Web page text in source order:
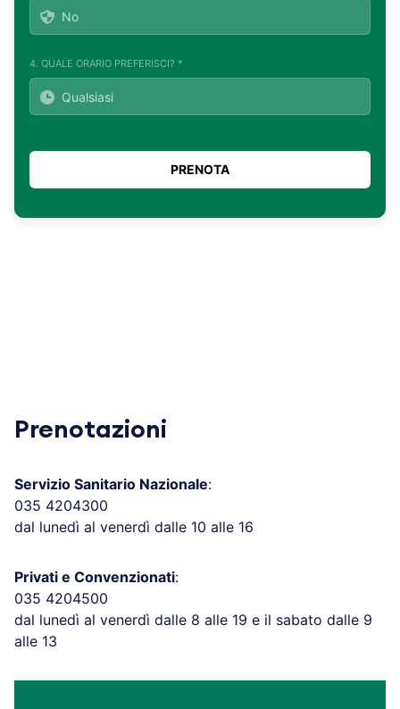
4. QUALE ORARIO PREFERISCI? *
Prenotazioni
Servizio Sanitario Nazionale:
035 4204300
dal lunedì al venerdì dalle 10 alle 16
Privati e Convenzionati:
035 4204500
dal lunedì al venerdì dalle 8 alle 19 e il sabato dalle 9
alle 13